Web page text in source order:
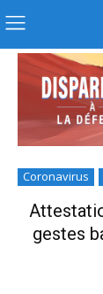
Coronavirus
gestes